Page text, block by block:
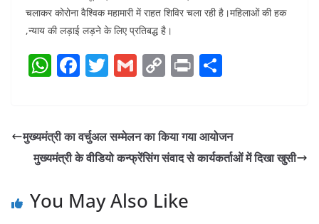
चलाकर कोरोना वैश्विक महामारी में राहत शिविर चला रही है।महिलाओं की हक
,न्याय की लड़ाई लड़ने के लिए प्रतिबद्ध है।
W
s
A
p
F
e
b
o
T
er
G
l
C
y
Li
k
Pr
e
मुख्यमंत्री का वर्चुअल सम्मेलन का किया गया आयोजन
मुख्यमंत्री के वीडियो कन्फ्रेंसिंग संवाद से कार्यकर्ताओं में दिखा खुसी
You May Also Like